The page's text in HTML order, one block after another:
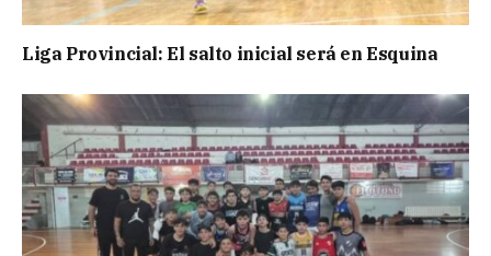
Liga Provincial: El salto inicial será en Esquina